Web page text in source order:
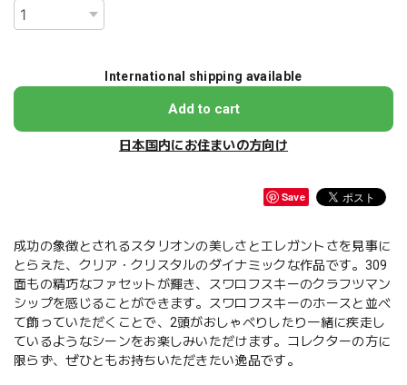
International shipping available
Add to cart
日本国内にお住まいの方向け
Save
成功の象徴とされるスタリオンの美しさとエレガントさを見事に
とらえた、クリア・クリスタルのダイナミックな作品です。309
面もの精巧なファセットが輝き、スワロフスキーのクラフツマン
シップを感じることができます。スワロフスキーのホースと並べ
て飾っていただくことで、2頭がおしゃべりしたり一緒に疾走し
ているようなシーンをお楽しみいただけます。コレクターの方に
限らず、ぜひともお持ちいただきたい逸品です。